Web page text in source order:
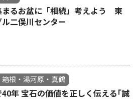
まるお盆に「相続」考えよう 東
二俣川センター
箱根・湯河原・真鶴
年 宝石の価値を正しく伝える｢誠